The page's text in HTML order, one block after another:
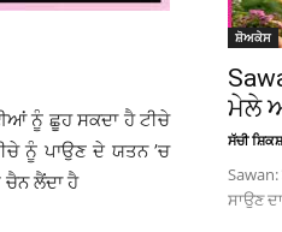
ਨੂੰ ਛੂਹ ਸਕਦਾ ਹੈ ਟੀਚੇ
ਨੂੰ ਪਾਉਣ ਦੇ ਯਤਨ ’ਚ
ਚੈਨ ਲੈਂਦਾ ਹੈ
ਸ਼ੋਅਕੇਸ
ਮੇਲੇ
ਸੱਚੀ
ਸਾਉਣ